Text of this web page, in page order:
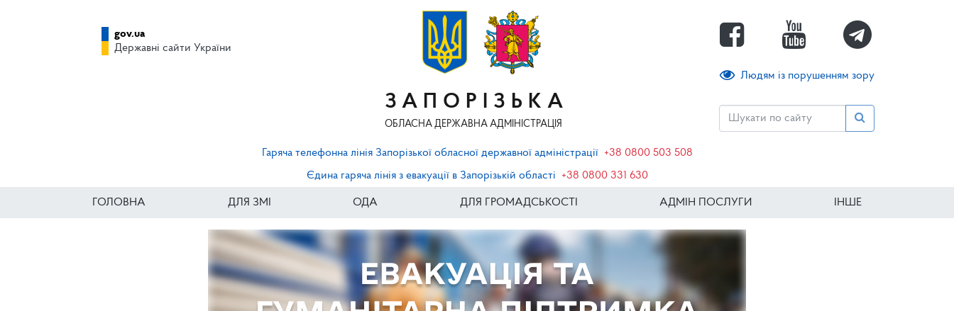
ЗАПОРІЗЬКА
ОБЛАСНА ДЕРЖАВНА АДМІНІСТРАЦІЯ
Людям із порушенням зору
gov.ua
Державні сайти України
Гаряча телефонна лінія Запорізької обласної державної адміністрації +38 0800 503 508
Єдина гаряча лінія з евакуації в Запорізькій області
+38 0800 331 630
ГОЛОВНА ДЛЯ ЗМІ ОДА ДЛЯ ГРОМАДСЬКОСТІ АДМІН ПОСЛУГИ ІНШЕ